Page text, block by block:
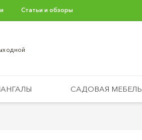
Статьи и обзоры
САДОВАЯ МЕБЕЛЬ